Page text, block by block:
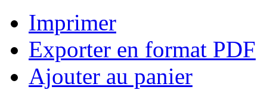
Imprimer
Exporter en format PDF
Ajouter au panier